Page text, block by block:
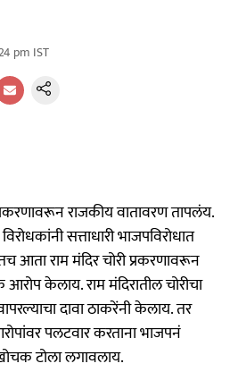
pm IST
राजकीय वातावरण तापलंय.
सत्ताधारी भाजपविरोधात
आता राम मंदिर चोरी प्रकरणावरून
केलाय. राम मंदिरातील चोरीचा
दावा ठाकरेंनी केलाय. तर
पलटवार करताना भाजपनं
टोला लगावलाय.